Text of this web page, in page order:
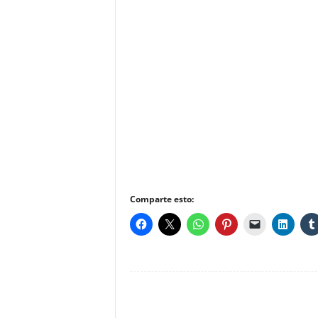
Comparte esto: